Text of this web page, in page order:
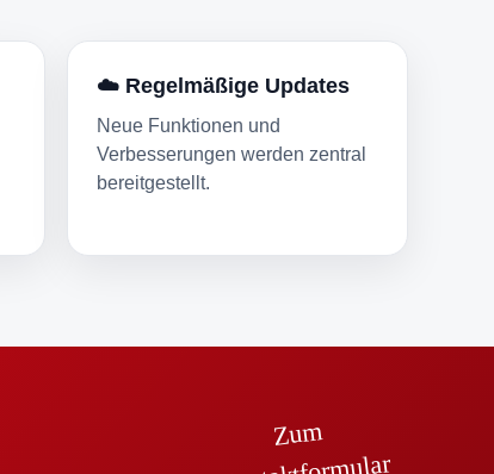
☁️ Regelmäßige Updates
Neue Funktionen und
Verbesserungen werden zentral
bereitgestellt.
Zu
m
Kontaktfor